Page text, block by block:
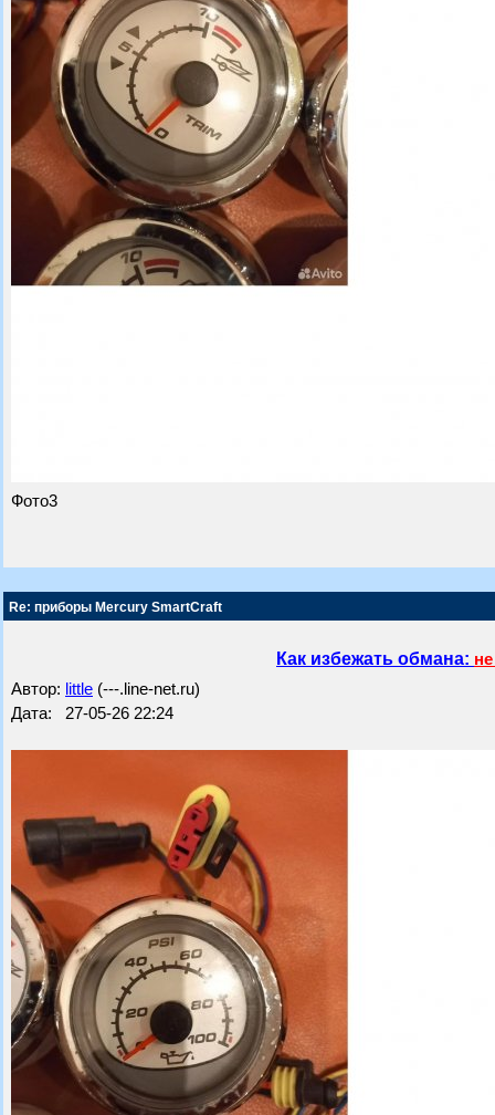
Фото3
Re: приборы Mercury SmartCraft
Как избежать обмана:
Автор: little (---.line-net.ru)
Дата: 27-05-26 22:24